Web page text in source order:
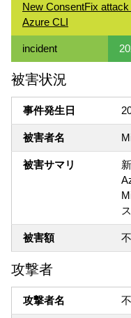
New ConsentFix
Azure CLI
incident
被害状況
事件発生日
被害者名
被害サマリ
被害額
攻撃者
攻撃者名